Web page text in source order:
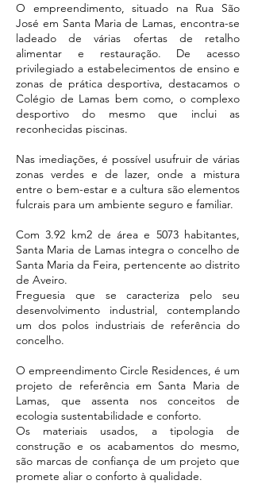
O empreendimento, situado na Rua São
José em Santa Maria de Lamas, encontra-se
ladeado de várias ofertas de retalho
alimentar e restauração. De acesso
privilegiado a estabelecimentos de ensino e
zonas de prática desportiva, destacamos o
Colégio de Lamas bem como, o complexo
desportivo do mesmo que inclui as
reconhecidas piscinas.
Nas imediações, é possível usufruir de várias
zonas verdes e de lazer, onde a mistura
entre o bem-estar e a cultura são elementos
fulcrais para um ambiente seguro e familiar.
Com 3.92 km2 de área e 5073 habitantes,
Santa Maria de Lamas integra o concelho de
Santa Maria da Feira, pertencente ao distrito
de Aveiro.
Freguesia que se caracteriza pelo seu
desenvolvimento industrial, contemplando
um dos polos industriais de referência do
concelho.
O empreendimento Circle Residences, é um
projeto de referência em Santa Maria de
Lamas, que assenta nos conceitos de
ecologia sustentabilidade e conforto.
Os materiais usados, a tipologia de
construção e os acabamentos do mesmo,
são marcas de confiança de um projeto que
promete aliar o conforto à qualidade.